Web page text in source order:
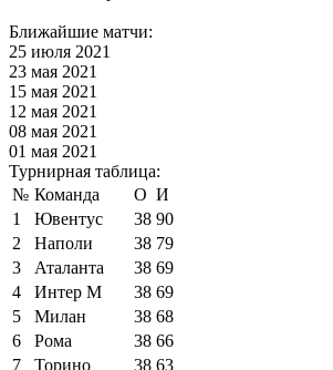
Ближайшие матчи:
25 июля 2021
23 мая 2021
15 мая 2021
12 мая 2021
08 мая 2021
01 мая 2021
Турнирная таблица:
№ Команда О И
1
Ювентус 38 90
2
Наполи 38 79
3
Аталанта 38 69
4
Интер М 38 69
5
Милан 38 68
6
Рома 38 66
7
Торино 38 63